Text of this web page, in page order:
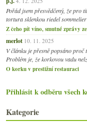
Pořád jsem přesvědčený, že pro
tortura sklenkou riedel
Z čeho pít víno, smutné zprávy
merlot 10. 11. 2025
V článku je přesně popsáno
Problém je, že korkovou vadu
O korku v prestižní restauraci
Přihlásit k odběru všech
Kategorie